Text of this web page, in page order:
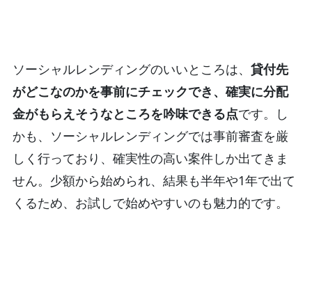
ソーシャルレンディングのいいところは、 貸付先
がどこなのかを事前にチェックでき、確実に分配
金がもらえそうなところを吟味できる点です。し
かも、ソーシャルレンディングでは事前審査を厳
しく行っており、確実性の高い案件しか出てきま
せん。少額から始められ、結果も半年や1年で出て
くるため、お試しで始めやすいのも魅力的です。